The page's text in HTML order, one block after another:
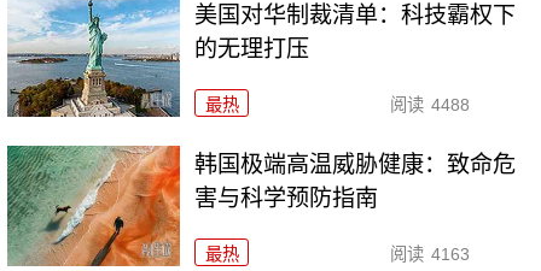
美国对华制裁清单：科技霸权下
的无理打压
最热 阅读 4488
韩国极端高温威胁健康：致命危
害与科学预防指南
最热 阅读 4163